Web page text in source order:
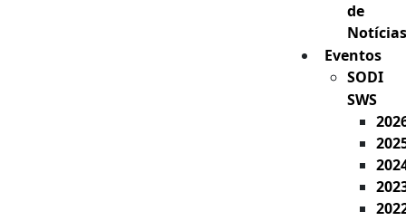
de
Notícias
Eventos
SODI
SWS